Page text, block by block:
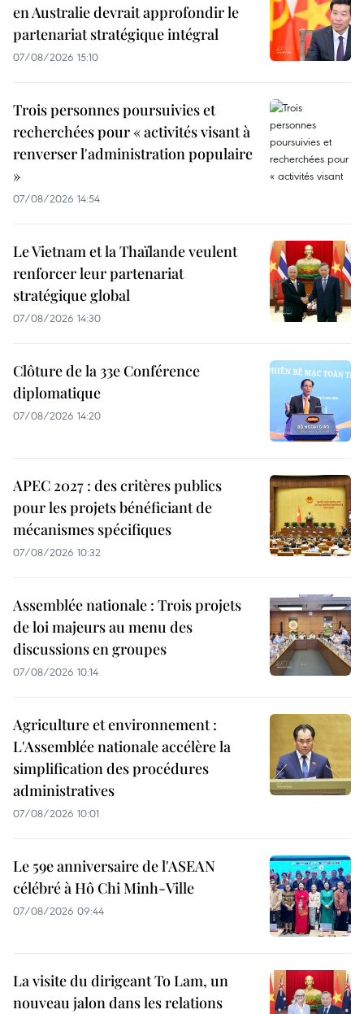
en Australie devrait approfondir le
partenariat stratégique intégral
07/08/2026 15:10
Trois personnes poursuivies et
recherchées pour « activités visant à
renverser l'administration populaire
»
07/08/2026 14:54
Le Vietnam et la Thaïlande veulent
renforcer leur partenariat
stratégique global
07/08/2026 14:30
Clôture de la 33e Conférence
diplomatique
07/08/2026 14:20
APEC 2027 : des critères publics
pour les projets bénéficiant de
mécanismes spécifiques
07/08/2026 10:32
Assemblée nationale : Trois projets
de loi majeurs au menu des
discussions en groupes
07/08/2026 10:14
Agriculture et environnement :
L'Assemblée nationale accélère la
simplification des procédures
administratives
07/08/2026 10:01
Le 59e anniversaire de l'ASEAN
célébré à Hô Chi Minh-Ville
07/08/2026 09:44
La visite du dirigeant To Lam, un
nouveau jalon dans les relations